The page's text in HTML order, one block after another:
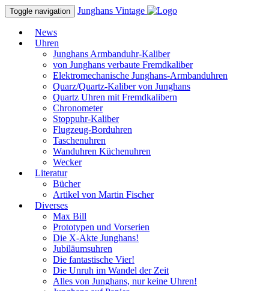
Toggle navigation Junghans Vintage
News
Uhren
Junghans Armbanduhr-Kaliber
von Junghans verbaute Fremdkaliber
Elektromechanische Junghans-Armbanduhren
Quarz/Quartz-Kaliber von Junghans
Quartz Uhren mit Fremdkalibern
Chronometer
Stoppuhr-Kaliber
Flugzeug-Borduhren
Taschenuhren
Wanduhren Küchenuhren
Wecker
Literatur
Bücher
Artikel von Martin Fischer
Diverses
Max Bill
Prototypen und Vorserien
Die X-Akte Junghans!
Jubiläumsuhren
Die fantastische Vier!
Die Unruh im Wandel der Zeit
Alles von Junghans, nur keine Uhren!